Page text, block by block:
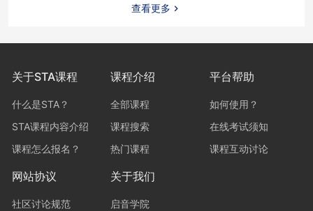
查看更多
关于STA课程
什么是STA？
STA课程内容介绍
课程怎么报名？
课程介绍
全部课程
课程搜索
热门课程
平台帮助
如何使用？
在线考试须知
课程互动讨论
网站协议
社区讨论规范
关于我们
启音学院